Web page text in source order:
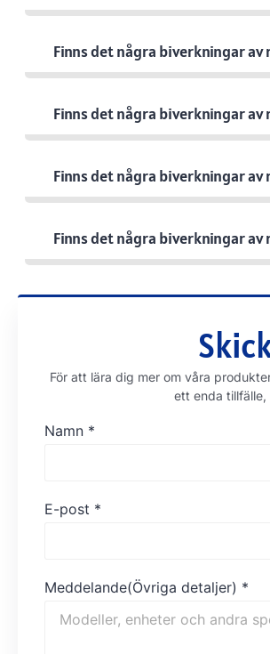
Finns det några biverkningar
Finns det några biverkningar
Finns det några biverkningar
Finns det några biverkningar
För att lära dig mer om våra
ett enda
Namn *
E-post *
Meddelande(Övriga detaljer) *